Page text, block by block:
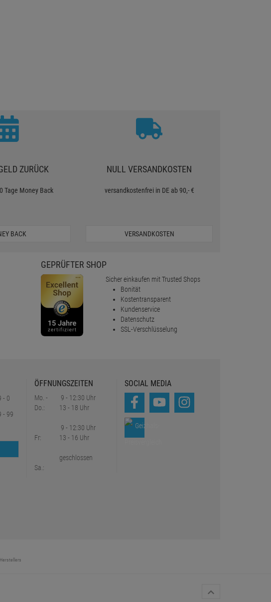
ZURÜCK
Tage Money Back
BACK
NULL VERSANDKOSTEN
versandkostenfrei in DE ab 90,- €
VERSANDKOSTEN
GEPRÜFTER SHOP
Sicher einkaufen mit Trusted Shops
Bonität
Kostentransparent
Kundenservice
Datenschutz
SSL-Verschlüsselung
- 0
- 99
ÖFFNUNGSZEITEN
Mo. -
Do.:
Fr:
Sa.:
9 - 12:30 Uhr
13 - 18 Uhr
9 - 12:30 Uhr
13 - 16 Uhr
geschlossen
SOCIAL MEDIA